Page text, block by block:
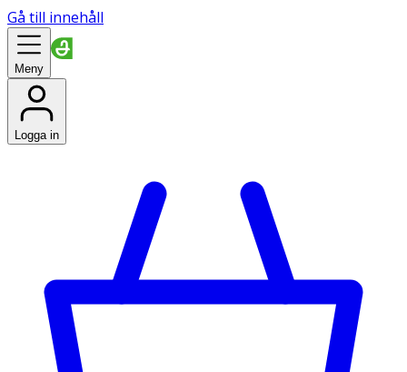
Gå till innehåll
Meny
Logga in